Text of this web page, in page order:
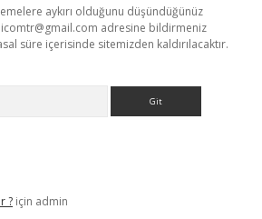
aykırı olduğunu düşündüğünüz
adresine bildirmeniz
süre içerisinde sitemizden kaldırılacaktır.
? için admin